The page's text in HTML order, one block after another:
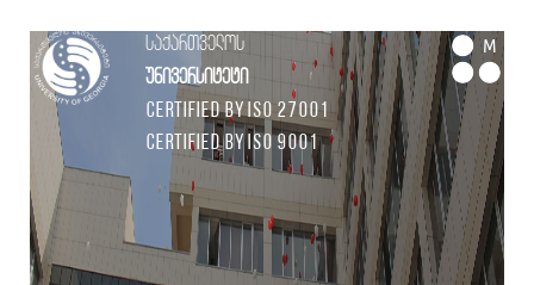
საქართველოს
უნივერსიტეტი
Certified by ISO 27001
Certified by ISO 9001
M